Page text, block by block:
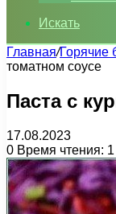
Искать
Главная/Горячие
томатном соусе
Паста с
17.08.2023
0 Время чтения: